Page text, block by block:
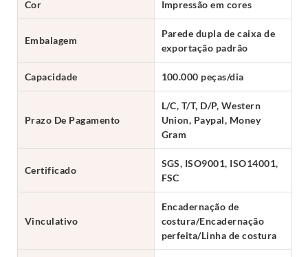
Cor Impressão em cores
Embalagem
Parede dupla de caixa de
exportação padrão
Capacidade 100.000 peças/dia
Prazo De Pagamento
L/C, T/T, D/P, Western
Union, Paypal, Money
Gram
Certificado
SGS, ISO9001, ISO14001,
FSC
Vinculativo
Encadernação de
costura/Encadernação
perfeita/Linha de costura